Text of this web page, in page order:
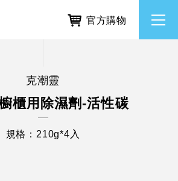
官方購物
克潮靈
櫃用除濕劑-活性碳
規格：210g*4入